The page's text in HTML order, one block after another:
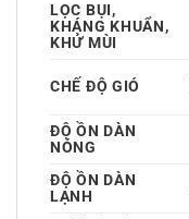
LỌC BỤI,
KHÁNG KHUẨN,
KHỬ MÙI
CHẾ ĐỘ GIÓ
ĐỘ ỒN DÀN
NÓNG
ĐỘ ỒN DÀN
LẠNH